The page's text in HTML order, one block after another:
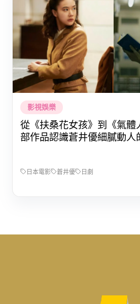
影視娛樂
從《扶桑花女孩》到《氣體
部作品認識蒼井優細膩動人
日本電影 蒼井優 日劇